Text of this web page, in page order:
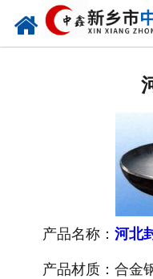
产品名称： 河北
产品材质：合金